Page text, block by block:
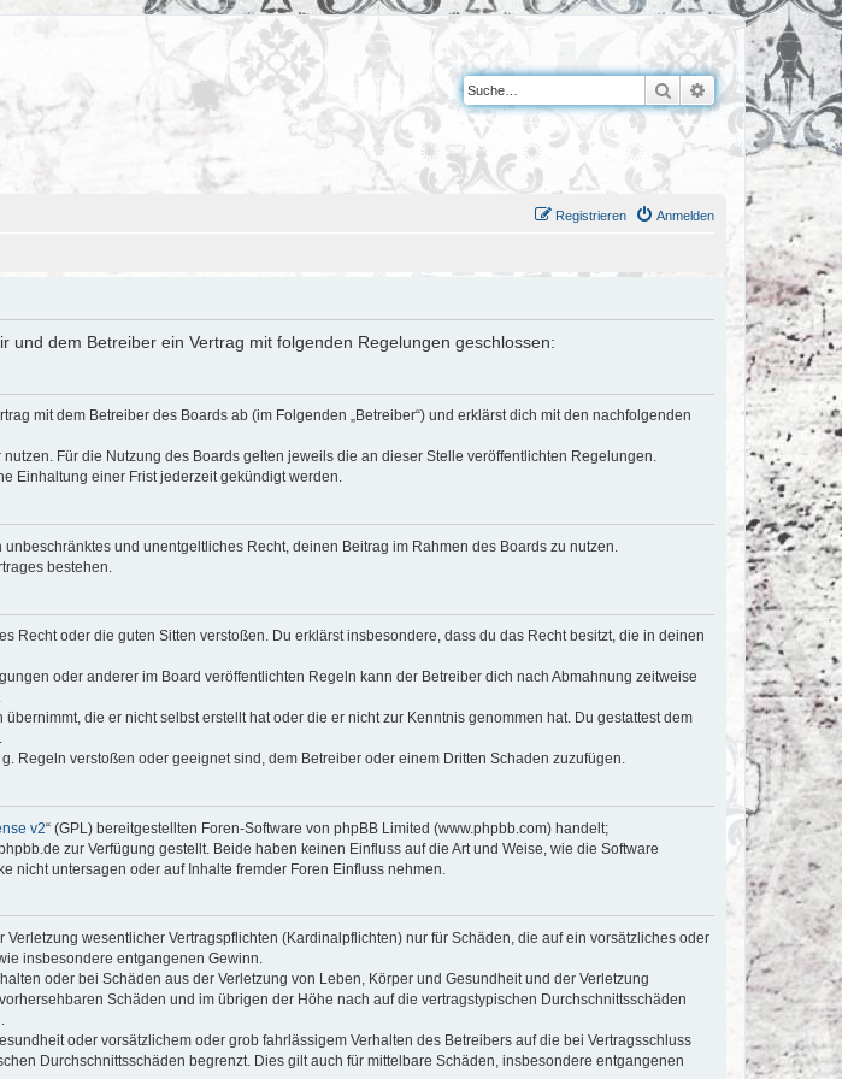
Suche Erweiterte Suche
Anmelden
Registrieren
und dem Betreiber ein Vertrag mit folgenden Regelungen geschlossen:
mit dem Betreiber des Boards ab (im Folgenden „Betreiber“) und erklärst dich mit den nachfolgenden
Für die Nutzung des Boards gelten jeweils die an dieser Stelle veröffentlichten Regelungen.
Einhaltung einer Frist jederzeit gekündigt werden.
und unentgeltliches Recht, deinen Beitrag im Rahmen des Boards zu nutzen.
bestehen.
Recht oder die guten Sitten verstoßen. Du erklärst insbesondere, dass du das Recht besitzt, die in deinen
oder anderer im Board veröffentlichten Regeln kann der Betreiber dich nach Abmahnung zeitweise
die er nicht selbst erstellt hat oder die er nicht zur Kenntnis genommen hat. Du gestattest dem
Regeln verstoßen oder geeignet sind, dem Betreiber oder einem Dritten Schaden zuzufügen.
v2“ (GPL) bereitgestellten Foren-Software von phpBB Limited (www.phpbb.com) handelt;
zur Verfügung gestellt. Beide haben keinen Einfluss auf die Art und Weise, wie die Software
nicht untersagen oder auf Inhalte fremder Foren Einfluss nehmen.
wesentlicher Vertragspflichten (Kardinalpflichten) nur für Schäden, die auf ein vorsätzliches oder
insbesondere entgangenen Gewinn.
oder bei Schäden aus der Verletzung von Leben, Körper und Gesundheit und der Verletzung
Schäden und im übrigen der Höhe nach auf die vertragstypischen Durchschnittsschäden
oder vorsätzlichem oder grob fahrlässigem Verhalten des Betreibers auf die bei Vertragsschluss
Durchschnittsschäden begrenzt. Dies gilt auch für mittelbare Schäden, insbesondere entgangenen